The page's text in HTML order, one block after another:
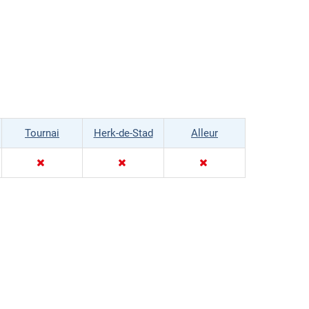
Tournai Herk-de-Stad Alleur